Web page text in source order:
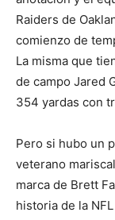
Raiders de
comienzo de
La misma que
de campo Jared
354 yardas con
Pero si hubo un
veterano
marca de Brett
historia de la